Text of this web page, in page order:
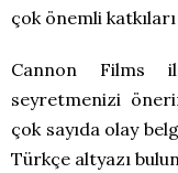
çok önemli
Cannon Films
seyretmenizi
çok sayıda olay
Türkçe altyazı